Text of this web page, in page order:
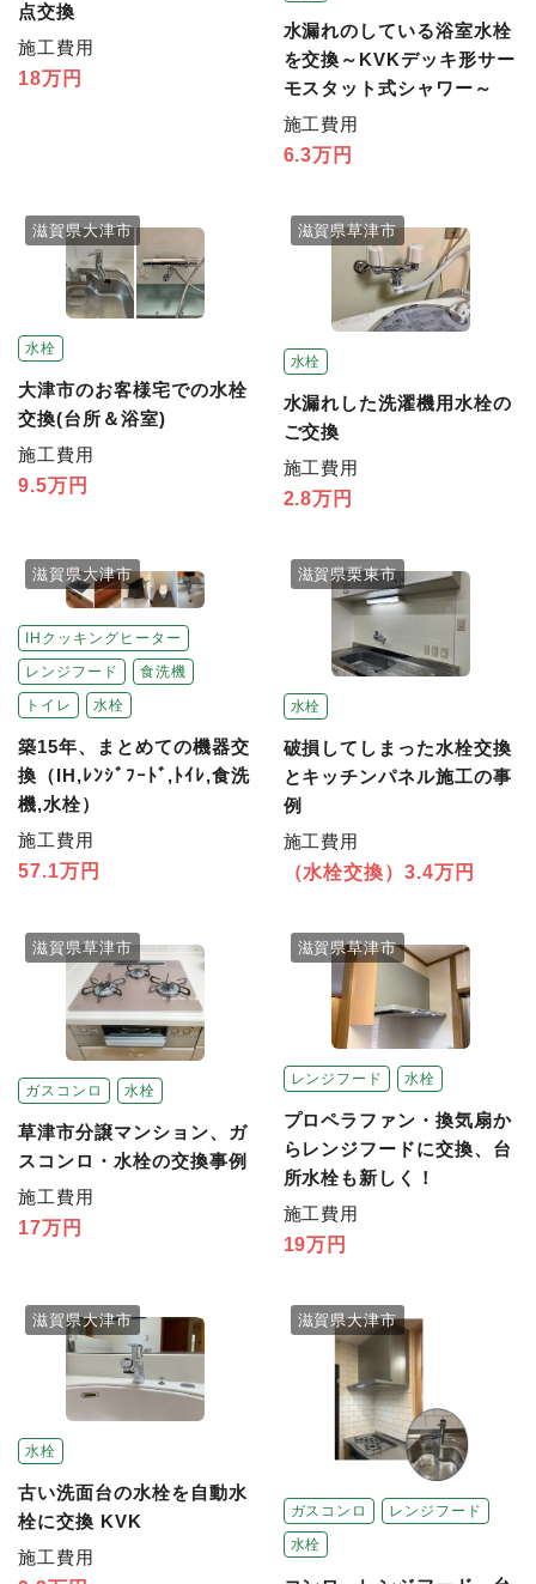
点交換
施工費用
18万円
水漏れのしている浴室水栓
を交換～KVKデッキ形サー
モスタット式シャワー～
施工費用
6.3万円
水栓
滋賀県大津市
大津市のお客様宅での水栓
交換(台所＆浴室)
施工費用
9.5万円
水栓
滋賀県草津市
水漏れした洗濯機用水栓の
ご交換
施工費用
2.8万円
IHクッキングヒーター
レンジフード
食洗機
トイレ
水栓
滋賀県大津市
築15年、まとめての機器交
換（IH,ﾚﾝｼﾞﾌｰﾄﾞ,ﾄｲﾚ,食洗
機,水栓）
施工費用
57.1万円
水栓
滋賀県栗東市
破損してしまった水栓交換
とキッチンパネル施工の事
例
施工費用
（水栓交換）3.4万円
ガスコンロ 水栓
滋賀県草津市
草津市分譲マンション、ガ
スコンロ・水栓の交換事例
施工費用
17万円
レンジフード 水栓
滋賀県草津市
プロペラファン・換気扇か
らレンジフードに交換、台
所水栓も新しく！
施工費用
19万円
水栓
滋賀県大津市
古い洗面台の水栓を自動水
栓に交換 KVK
施工費用
ガスコンロ
レンジフード
水栓
滋賀県大津市